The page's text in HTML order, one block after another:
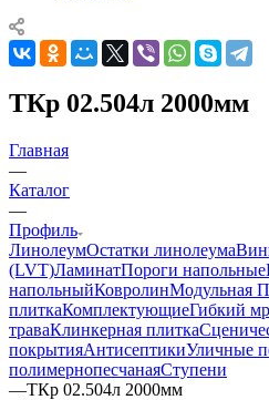
ТКр 02.504л 2000мм
Главная
—
Каталог
—
Профиль
ЛинолеумОстатки линолеума
(LVT)ЛаминатПороги напольные
напольныйКовролинМодульная
плиткаКомплектующиеГибкий
траваКлинкерная плитка
покрытияАнтисептикиУличные
полимернопесчанаяСтупени
—ТКр 02.504л 2000мм